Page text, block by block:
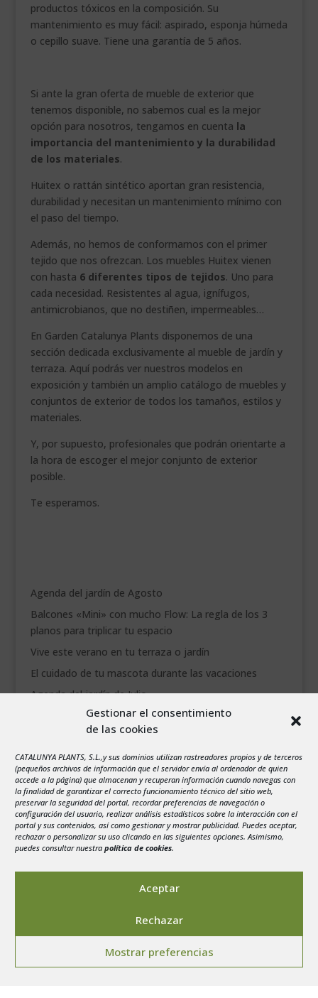
Gestionar el consentimiento
de las cookies
CATALUNYA PLANTS, S.L.,y sus dominios utilizan rastreadores propios y de terceros
(pequeños archivos de información que el servidor envía al ordenador de quien
accede a la página) que almacenan y recuperan información cuando navegas con
la finalidad de garantizar el correcto funcionamiento técnico del sitio web,
preservar la seguridad del portal, recordar preferencias de navegación o
configuración del usuario, realizar análisis estadísticos sobre la interacción con el
portal y sus contenidos, así como gestionar y mostrar publicidad. Puedes aceptar,
rechazar o personalizar su uso clicando en las siguientes opciones. Asimismo,
puedes consultar nuestra política de cookies.
Aceptar
Rechazar
Mostrar preferencias
productos tóxicos en la composición. Su
mantenimiento es muy fácil: aspirado, esponja húmeda
o cepillo suave. Tiene una garantía de 5 años.
Si ante la gran oferta de mueble de exterior que
tenemos disponible, no sabemos cual es la mejor
opción para nosotros, tengamos en cuenta la
importancia del mantenimiento y la durabilidad
de los materiales.
Huitex o rattán sintético aportan gran resistencia,
durabilidad y necesitan un mantenimiento mínimo con
el paso del tiempo.
Además, no hemos de conformarnos con el primer
tejido que nos ofrezcan. Los muebles Huitex vienen
con hasta 6 diferentes tipos de tejidos. Uno para
cada necesidad. Resistentes al agua, ignífugos,
antimicrobianos, que no destiñen, impermeables…
En Garden Catalunya Plants disponemos de una
sección dedicada exclusivamente al mueble de jardín y
terraza. Aquí podrás ver nuestros modelos en
exposición y también un amplio catálogo de muebles y
conjuntos de exterior de todos los tamaños, estilos y
materiales.
Y, por supuesto, profesionales que podrán orientarte a
la hora de escoger el mejor conjunto de exterior
posible.
Te esperamos.
Agenda del jardín de Agosto
Balcones «Mini» con mucho Flow: La regla de los 3
planos para triplicar tu espacio
Vive este verano en tu terraza o jardín
El cuidado de tu mascota durante las vacaciones
Agenda del jardín de Julio
agosto 2026
1
2
3
4 5 6 7 8
9
10
11 12 13 14 15
16
17
18 19 20 21 22
23
24
25 26 27
31